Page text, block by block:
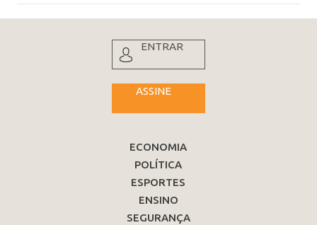
ENTRAR
ASSINE
ECONOMIA
POLÍTICA
ESPORTES
ENSINO
SEGURANÇA